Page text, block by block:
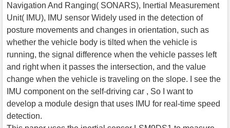
Navigation And Ranging( SONARS), Inertial Measurement
Unit( IMU), IMU sensor Widely used in the detection of
posture movements and changes in orientation, such as
whether the vehicle body is tilted when the vehicle is
running, the signal difference when the vehicle passes left
and right when it passes the intersection, and the value
change when the vehicle is traveling on the slope. I see the
IMU component on the self-driving car , So I want to
develop a module design that uses IMU for real-time speed
detection.